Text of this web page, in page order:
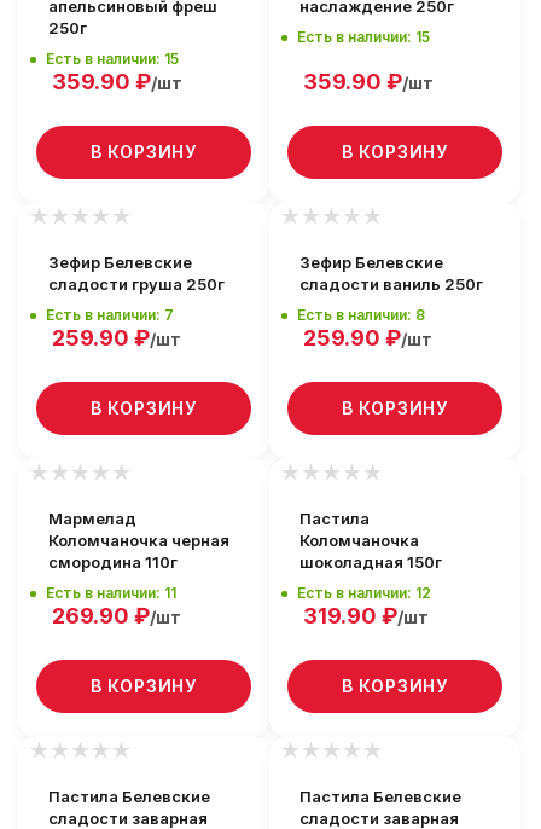
апельсиновый фреш
250г
Есть в наличии: 15
359.90 ₽/шт
В КОРЗИНУ
наслаждение 250г
Есть в наличии: 15
359.90 ₽/шт
В КОРЗИНУ
Зефир Белевские
сладости груша 250г
Есть в наличии: 7
259.90 ₽/шт
В КОРЗИНУ
Зефир Белевские
сладости ваниль 250г
Есть в наличии: 8
259.90 ₽/шт
В КОРЗИНУ
Мармелад
Коломчаночка черная
смородина 110г
Есть в наличии: 11
269.90 ₽/шт
В КОРЗИНУ
Пастила
Коломчаночка
шоколадная 150г
Есть в наличии: 12
319.90 ₽/шт
В КОРЗИНУ
Пастила Белевские
сладости заварная
Пастила Белевские
сладости заварная